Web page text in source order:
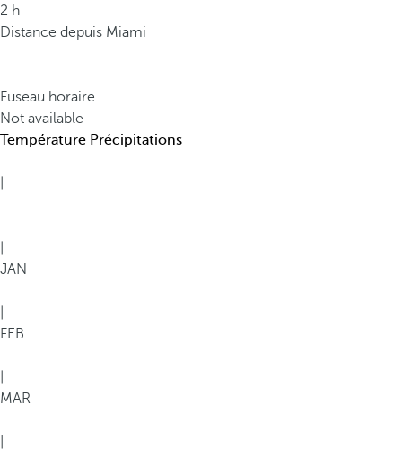
2 h
Distance depuis Miami
Fuseau horaire
Not available
Température Précipitations
JAN
FEB
MAR